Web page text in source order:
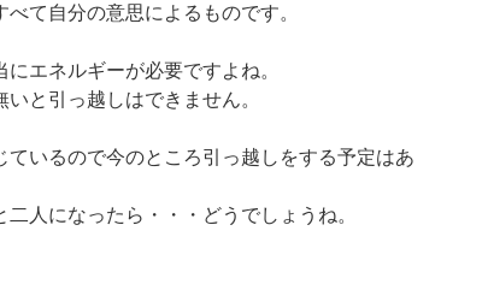
て自分の意思によるものです。
エネルギーが必要ですよね。
と引っ越しはできません。
ているので今のところ引っ越しをする予定はあ
人になったら・・・どうでしょうね。